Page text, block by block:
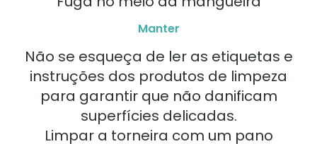
Manter
Não se esqueça de ler as etiquetas e
instruções dos produtos de limpeza
para garantir que não danificam
superfícies delicadas.
Limpar a torneira com um pano